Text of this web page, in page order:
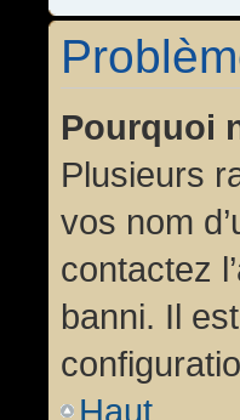
Pourquoi
Plusieurs
vos nom
contactez
banni. Il
Haut